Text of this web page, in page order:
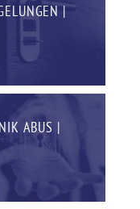
|
ABUS |